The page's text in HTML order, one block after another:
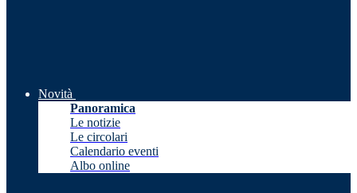
Novità
Panoramica
Le notizie
Le circolari
Calendario eventi
Albo online